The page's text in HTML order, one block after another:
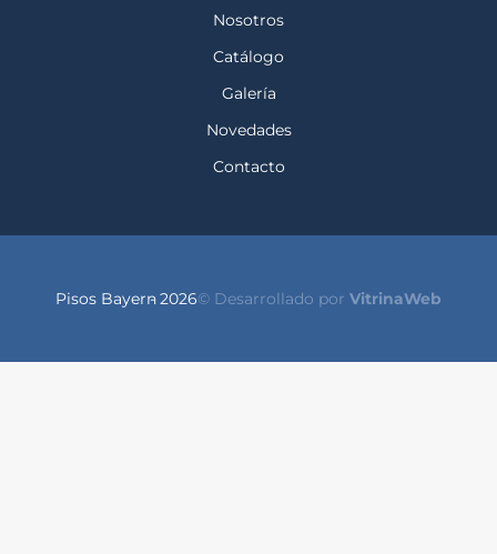
Nosotros
Catálogo
Galería
Novedades
Contacto
Pisos Bayern- 2026© Desarrollado por VitrinaWeb